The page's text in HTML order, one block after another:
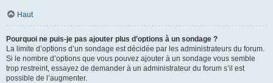
Haut
Pourquoi ne puis-je pas ajouter plus d’options à un sondage ?
La limite d’options d’un sondage est décidée par les administrateurs du forum.
Si le nombre d’options que vous pouvez ajouter à un sondage vous semble
trop restreint, essayez de demander à un administrateur du forum s’il est
possible de l’augmenter.